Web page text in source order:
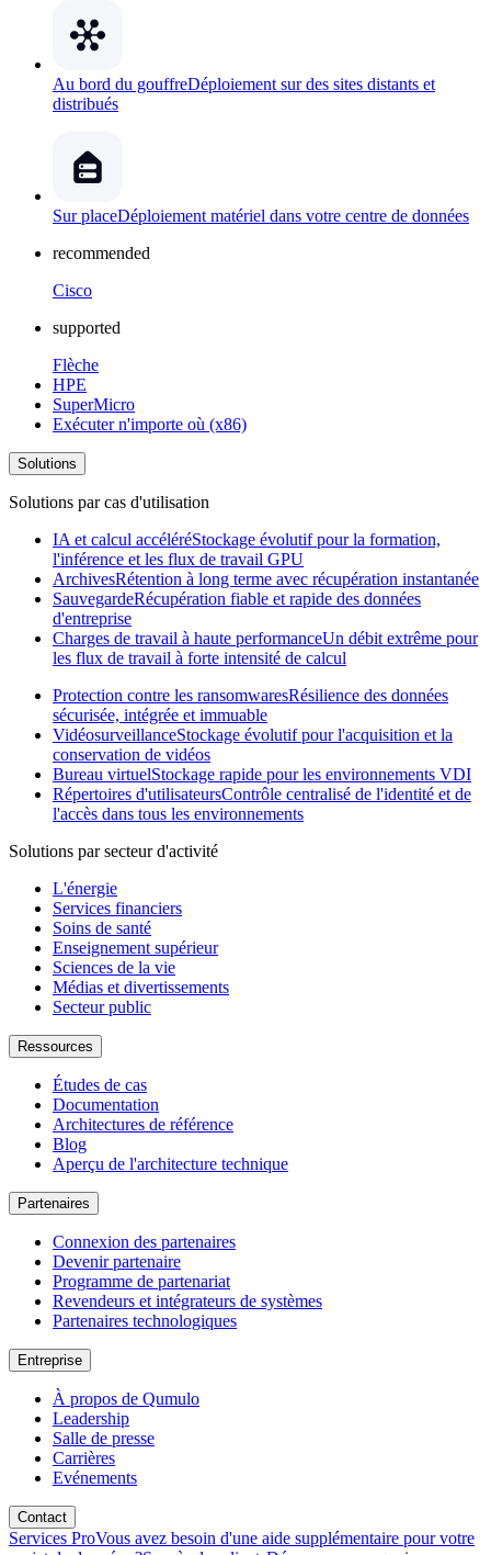
Au bord du gouffreDéploiement sur des sites distants et
distribués
Sur placeDéploiement matériel dans votre centre de données
recommended
Cisco
supported
Flèche
HPE
SuperMicro
Exécuter n'importe où (x86)
Solutions
Solutions par cas d'utilisation
IA et calcul accéléréStockage évolutif pour la formation,
l'inférence et les flux de travail GPU
ArchivesRétention à long terme avec récupération instantanée
SauvegardeRécupération fiable et rapide des données
d'entreprise
Charges de travail à haute performanceUn débit extrême pour
les flux de travail à forte intensité de calcul
Protection contre les ransomwaresRésilience des données
sécurisée, intégrée et immuable
VidéosurveillanceStockage évolutif pour l'acquisition et la
conservation de vidéos
Bureau virtuelStockage rapide pour les environnements VDI
Répertoires d'utilisateursContrôle centralisé de l'identité et de
l'accès dans tous les environnements
Solutions par secteur d'activité
L'énergie
Services financiers
Soins de santé
Enseignement supérieur
Sciences de la vie
Médias et divertissements
Secteur public
Ressources
Études de cas
Documentation
Architectures de référence
Blog
Aperçu de l'architecture technique
Partenaires
Connexion des partenaires
Devenir partenaire
Programme de partenariat
Revendeurs et intégrateurs de systèmes
Partenaires technologiques
Entreprise
À propos de Qumulo
Leadership
Salle de presse
Carrières
Evénements
Contact
Services ProVous avez besoin d'une aide supplémentaire pour votre